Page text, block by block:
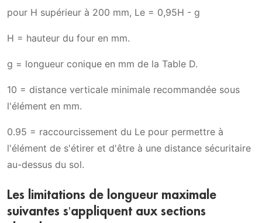
pour H supérieur à 200 mm, Le = 0,95H - g
H = hauteur du four en mm.
g = longueur conique en mm de la Table D.
10 = distance verticale minimale recommandée sous
l'élément en mm.
0.95 = raccourcissement du Le pour permettre à
l'élément de s'étirer et d'être à une distance sécuritaire
au-dessus du sol.
Les limitations de longueur maximale
suivantes s'appliquent aux sections